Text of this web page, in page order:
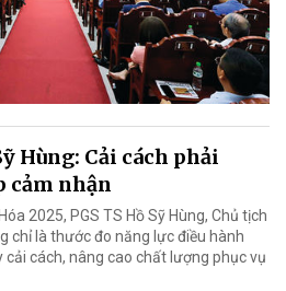
Hùng: Cải cách phải
cảm nhận
2025, PGS TS Hồ Sỹ Hùng, Chủ tịch
chỉ là thước đo năng lực điều hành
cách, nâng cao chất lượng phục vụ